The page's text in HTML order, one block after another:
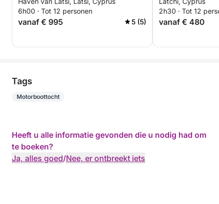
Akamas-schiereiland
6h00 · Tot 12 personen
vanaf € 995 5 (5)
2h30 · Tot 12
vanaf € 480
Tags
Motorboottocht
Heeft u alle informatie gevonden die u nodig had om
te boeken?
Ja, alles goed/Nee, er ontbreekt iets